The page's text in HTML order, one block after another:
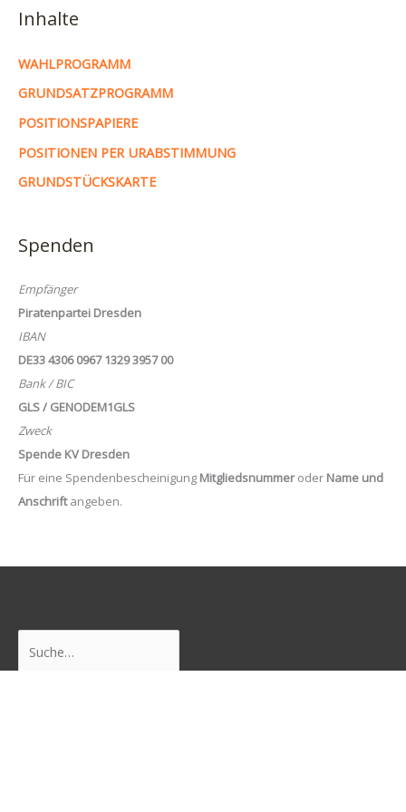
Inhalte
WAHLPROGRAMM
GRUNDSATZPROGRAMM
POSITIONSPAPIERE
POSITIONEN PER URABSTIMMUNG
GRUNDSTÜCKSKARTE
Spenden
Empfänger
Piratenpartei Dresden
IBAN
DE33 4306 0967 1329 3957 00
Bank / BIC
GLS / GENODEM1GLS
Zweck
Spende KV Dresden
Für eine Spendenbescheinigung Mitgliedsnummeroder Name und
Anschriftangeben.